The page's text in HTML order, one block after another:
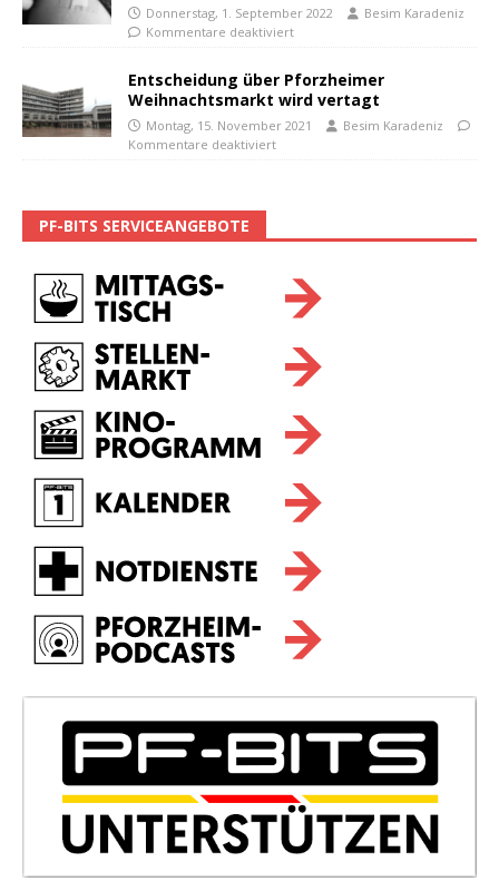
Donnerstag, 1. September 2022
Besim Karadeniz
Kommentare deaktiviert
Entscheidung über Pforzheimer
Weihnachtsmarkt wird vertagt
Montag, 15. November 2021
Besim Karadeniz
Kommentare deaktiviert
PF-BITS SERVICEANGEBOTE